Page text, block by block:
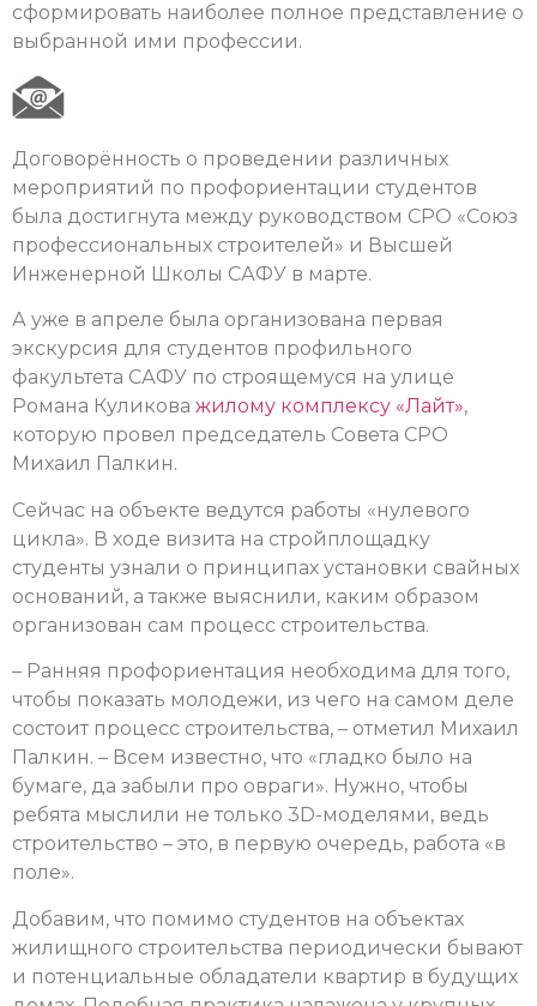
сформировать наиболее полное представление о
выбранной ими профессии.
Договорённость о проведении различных
мероприятий по профориентации студентов
была достигнута между руководством СРО «Союз
профессиональных строителей» и Высшей
Инженерной Школы САФУ в марте.
А уже в апреле была организована первая
экскурсия для студентов профильного
факультета САФУ по строящемуся на улице
Романа Куликова жилому комплексу «Лайт»,
которую провел председатель Совета СРО
Михаил Палкин.
Сейчас на объекте ведутся работы «нулевого
цикла». В ходе визита на стройплощадку
студенты узнали о принципах установки свайных
оснований, а также выяснили, каким образом
организован сам процесс строительства.
– Ранняя профориентация необходима для того,
чтобы показать молодежи, из чего на самом деле
состоит процесс строительства, – отметил Михаил
Палкин. – Всем известно, что «гладко было на
бумаге, да забыли про овраги». Нужно, чтобы
ребята мыслили не только 3D-моделями, ведь
строительство – это, в первую очередь, работа «в
поле».
Добавим, что помимо студентов на объектах
жилищного строительства периодически бывают
и потенциальные обладатели квартир в будущих